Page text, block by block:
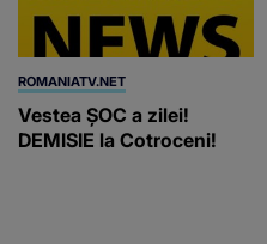
ROMANIATV.NET
Vestea ȘOC a zilei!
DEMISIE la Cotroceni!